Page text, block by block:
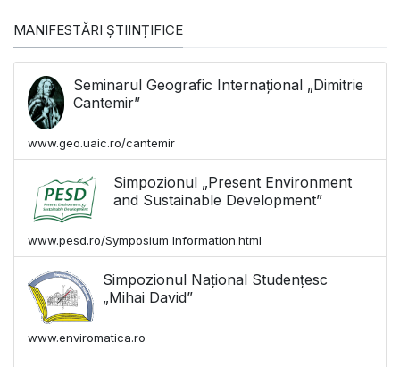
MANIFESTĂRI ȘTIINȚIFICE
Seminarul Geografic Internațional „Dimitrie
Cantemir”
www.geo.uaic.ro/cantemir
Simpozionul „Present Environment
and Sustainable Development”
www.pesd.ro/Symposium Information.html
Simpozionul Național Studențesc
„Mihai David”
www.enviromatica.ro